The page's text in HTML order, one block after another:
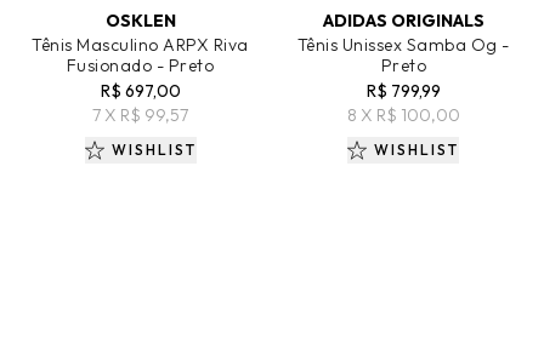
OSKLEN
Tênis Masculino ARPX Riva
Fusionado - Preto
R$ 697,00
7 X R$ 99,57
WISHLIST
ADIDAS ORIGINALS
Tênis Unissex Samba Og -
Preto
R$ 799,99
8 X R$ 100,00
WISHLIST